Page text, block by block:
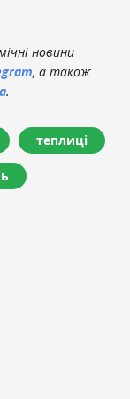
новини
, а також
.
теплиці